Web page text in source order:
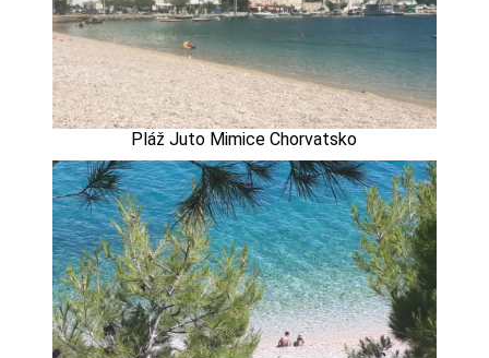
Pláž Juto Mimice Chorvatsko